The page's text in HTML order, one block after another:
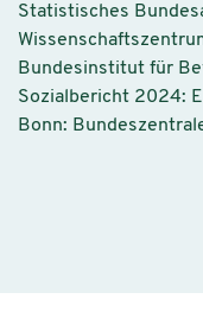
Statistisches
Bundesinstitut für
Sozialbericht 2024:
Bonn: